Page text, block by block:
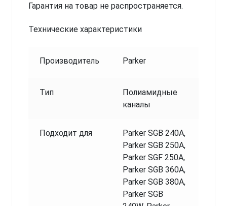
Гарантия на товар не распространяется.
Технические характеристики
Производитель Parker
Тип
Полиамидные
каналы
Подходит для
Parker SGB 240A,
Parker SGB 250A,
Parker SGF 250A,
Parker SGB 360A,
Parker SGB 380A,
Parker SGB